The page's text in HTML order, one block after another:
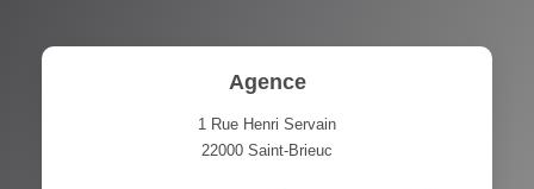
Agence
1 Rue Henri Servain
22000 Saint-Brieuc